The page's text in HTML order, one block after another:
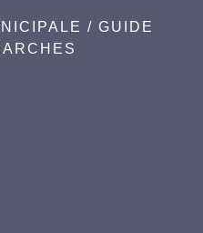
/ GUIDE